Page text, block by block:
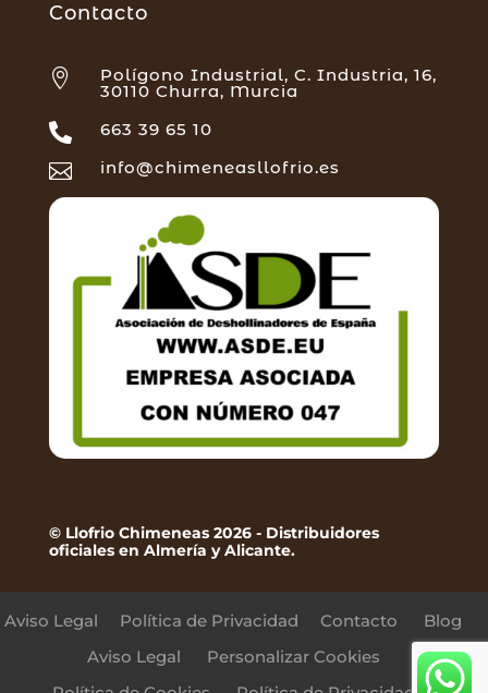
Contacto
 Polígono Industrial, C. Industria, 16,
30110 Churra, Murcia
 663 39 65 10
 info@chimeneasllofrio.es
© Llofrio Chimeneas 2026 - Distribuidores
oficiales en Almería y Alicante.
Aviso Legal Política de Privacidad Contacto
Blog
Aviso Legal
Personalizar Cookies